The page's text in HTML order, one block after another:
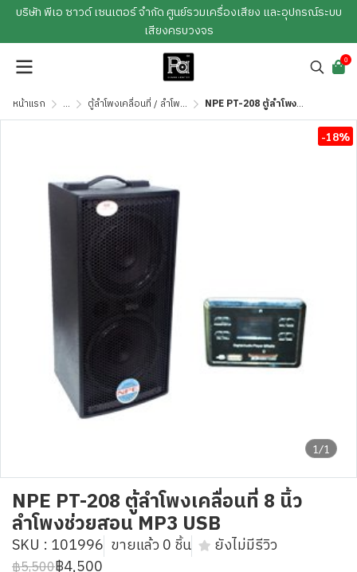
บริษัท พีเอ ซาวด์ เซนเตอร์ จำกัด ศูนย์รวมเครื่องเสียง และอุปกรณ์ระบบ
เสียงครบวงจร
0
หน้าแรก ... ตู้ลำโพงเคลื่อนที่ / ลำโพงช่วยสอน NPE PT-208 ตู้ลำโพงเคลื่อนที่ 8 นิ้ว ลำโพงช่วยสอน MP3 USB
1/1
-18%
NPE PT-208 ตู้ลำโพงเคลื่อนที่ 8 นิ้ว
ลำโพงช่วยสอน MP3 USB
SKU : 101996 ขายแล้ว 0 ชิ้น ยังไม่มีรีวิว
฿5,500฿4,500